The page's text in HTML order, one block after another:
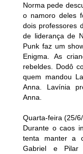
Norma pede
o namoro deles
dois professores
de liderança de
Punk faz um
Enigma. As
rebeldes. Dodô
quem mandou
Anna. Lavínia
Anna.
Quarta-feira (25/
Durante o caos
tenta manter a
Gabriel e Pilar